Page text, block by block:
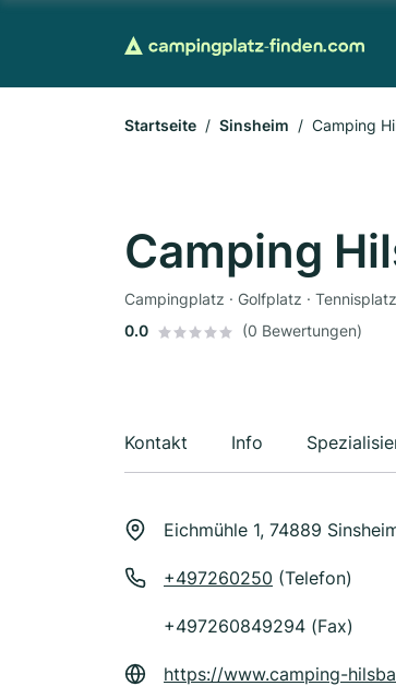
Startseite Sinsheim Camping
Camping
Campingplatz · Golfplatz ·
0.0
(0 Bewertungen)
Kontakt Info
Eichmühle 1, 74889
+497260250 (Telefon)
+497260849294 (Fax)
https://www.camping-